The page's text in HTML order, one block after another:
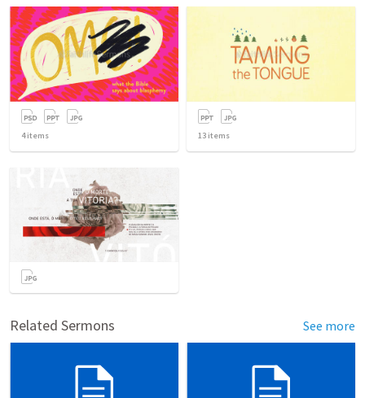
4items 13 items
Related Sermons See more